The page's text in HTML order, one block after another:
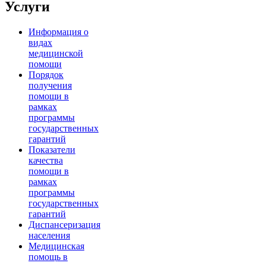
Услуги
Информация о
видах
медицинской
помощи
Порядок
получения
помощи в
рамках
программы
государственных
гарантий
Показатели
качества
помощи в
рамках
программы
государственных
гарантий
Диспансеризация
населения
Медицинская
помощь в